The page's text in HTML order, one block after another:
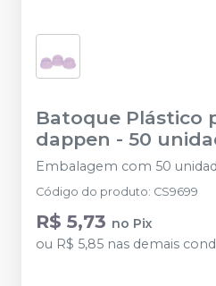
Batoque Plástico
dappen - 50
Embalagem com 50
Código do produto: CS9699
R$ 5,73 no Pix
ou R$ 5,85 nas demais